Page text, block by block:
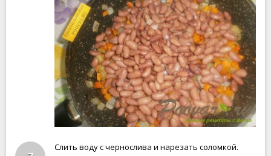
Слить воду с чернослива и нарезать соломкой.